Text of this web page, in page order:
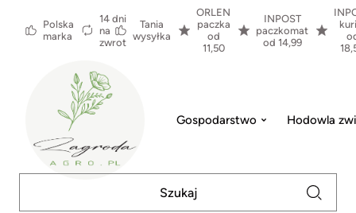
Polska
marka
14 dni
na
zwrot
Tania
wysyłka
ORLEN
paczka
od
11,50
INPOST
paczkomat
od 14,99
Gospodarstwo Hodowla